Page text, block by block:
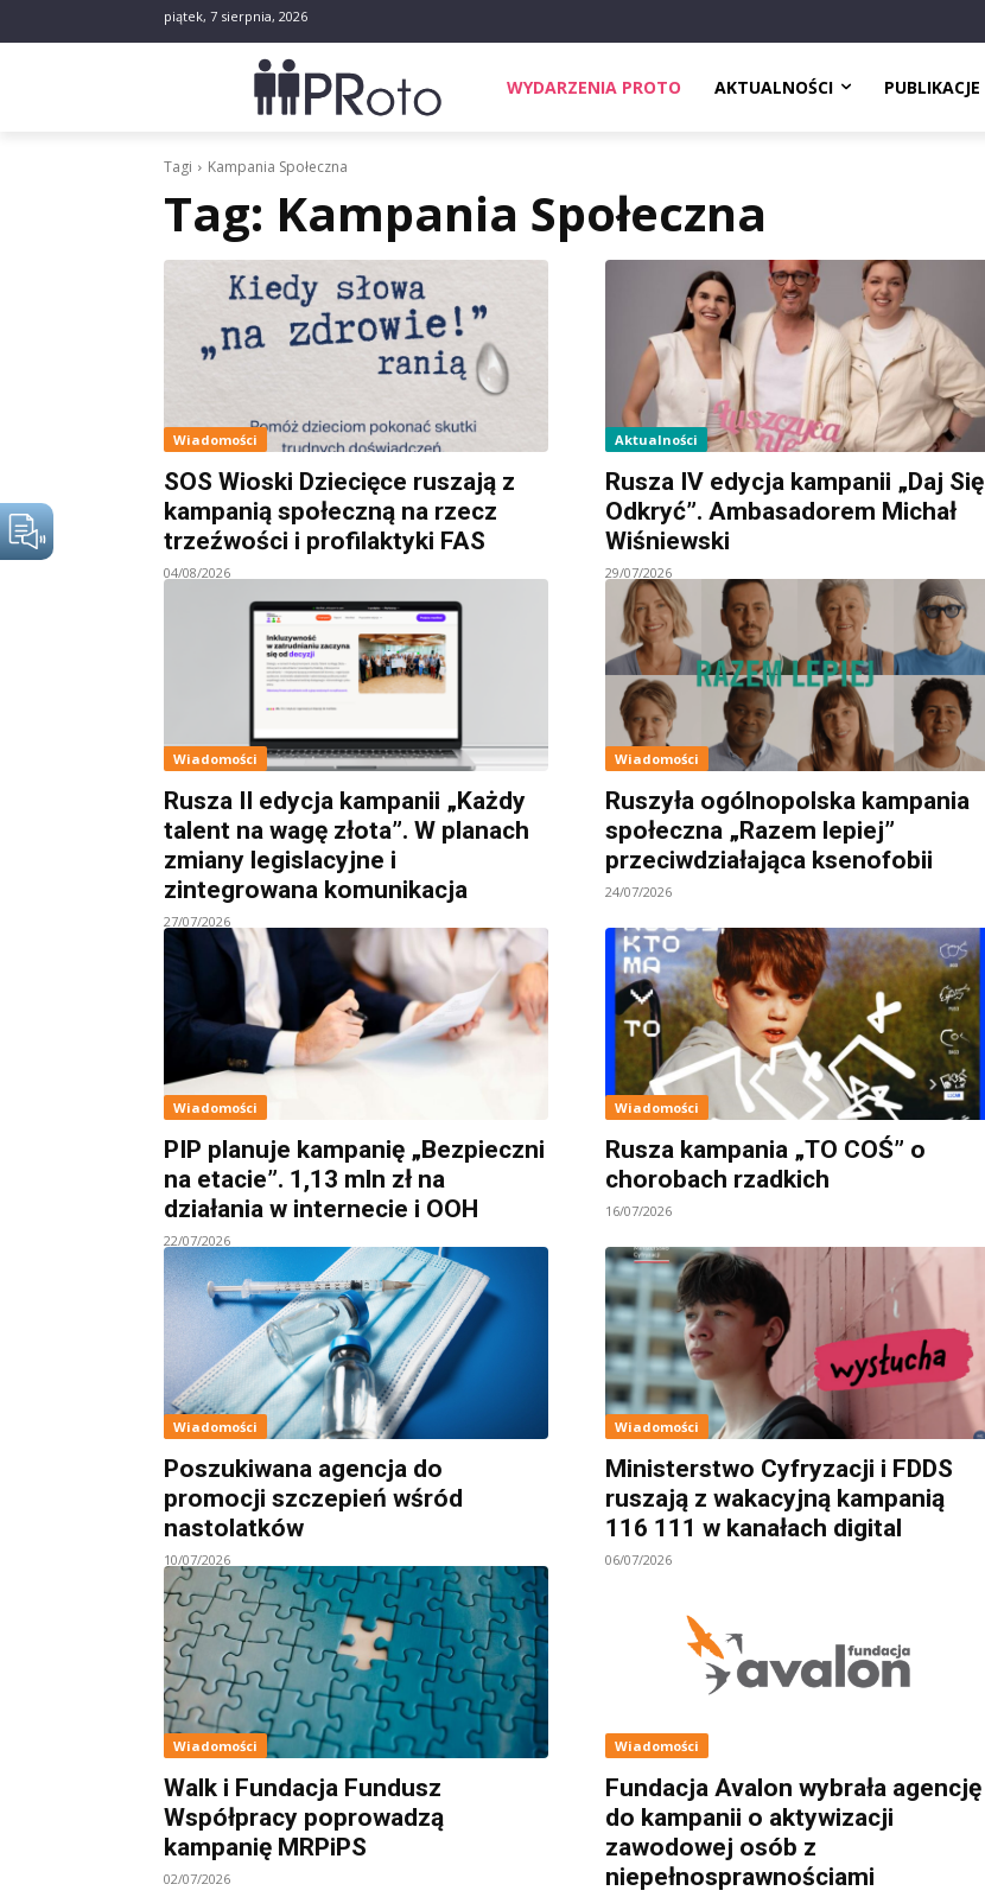
piątek, 7 sierpnia, 2026
WYDARZENIA PROTO AKTUALNOŚCI PUBLIKACJE
Tagi Kampania Społeczna
Tag: Kampania Społeczna
Wiadomości
SOS Wioski Dziecięce ruszają z
kampanią społeczną na rzecz
trzeźwości i profilaktyki FAS
04/08/2026
Aktualności
Rusza IV edycja kampanii „Daj Się
Odkryć”. Ambasadorem Michał
Wiśniewski
29/07/2026
Wiadomości
Rusza II edycja kampanii „Każdy
talent na wagę złota”. W planach
zmiany legislacyjne i
zintegrowana komunikacja
27/07/2026
Wiadomości
Ruszyła ogólnopolska kampania
społeczna „Razem lepiej”
przeciwdziałająca ksenofobii
24/07/2026
Wiadomości
PIP planuje kampanię „Bezpieczni
na etacie”. 1,13 mln zł na
działania w internecie i OOH
22/07/2026
Wiadomości
Rusza kampania „TO COŚ” o
chorobach rzadkich
16/07/2026
Wiadomości
Poszukiwana agencja do
promocji szczepień wśród
nastolatków
10/07/2026
Wiadomości
Ministerstwo Cyfryzacji i FDDS
ruszają z wakacyjną kampanią
116 111 w kanałach digital
06/07/2026
Wiadomości
Walk i Fundacja Fundusz
Współpracy poprowadzą
kampanię MRPiPS
02/07/2026
Wiadomości
Fundacja Avalon wybrała agencję
do kampanii o aktywizacji
zawodowej osób z
niepełnosprawnościami